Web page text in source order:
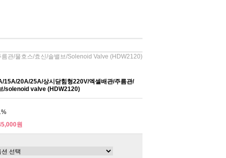
관/물호스/효신/솔밸브/solenoid Valve (HDW2120)
15A/20A/25A/상시닫힘형220V/엑셀배관/주름관/
/solenoid valve (HDW2120)
원